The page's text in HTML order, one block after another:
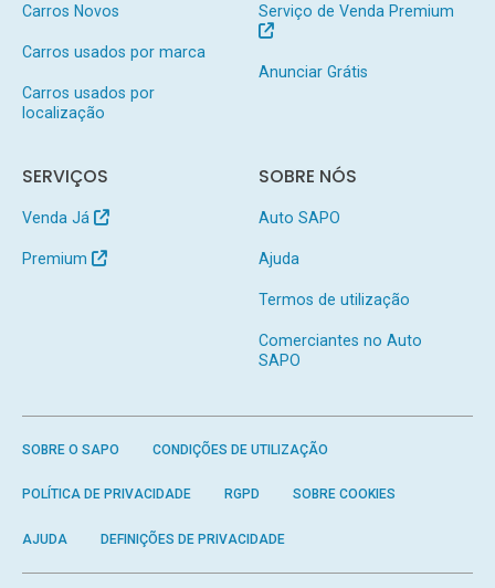
Carros Novos
Carros usados por marca
Carros usados por
localização
Serviço de Venda Premium
Anunciar Grátis
SERVIÇOS
Venda Já
Premium
SOBRE NÓS
Auto SAPO
Ajuda
Termos de utilização
Comerciantes no Auto
SAPO
SOBRE O SAPO CONDIÇÕES DE UTILIZAÇÃO
POLÍTICA DE PRIVACIDADE RGPD SOBRE COOKIES
AJUDA DEFINIÇÕES DE PRIVACIDADE